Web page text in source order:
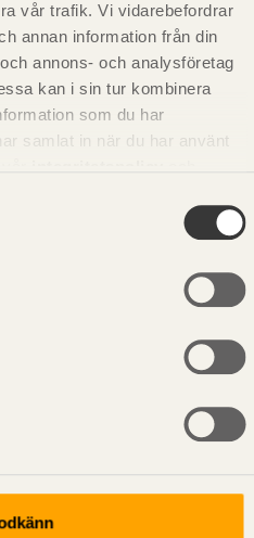
vår trafik. Vi vidarebefordrar
annan information från din
annons- och analysföretag
kan i sin tur kombinera
som du har
samlat in när du har använt
är svensk
produktkatalog för att
deras unika